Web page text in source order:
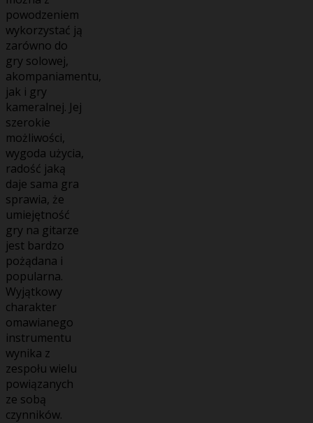
powodzeniem
wykorzystać ją
zarówno do
gry solowej,
akompaniamentu,
jak i gry
kameralnej. Jej
szerokie
możliwości,
wygoda użycia,
radość jaką
daje sama gra
sprawia, że
umiejętność
gry na gitarze
jest bardzo
pożądana i
popularna.
Wyjątkowy
charakter
omawianego
instrumentu
wynika z
zespołu wielu
powiązanych
ze sobą
czynników.